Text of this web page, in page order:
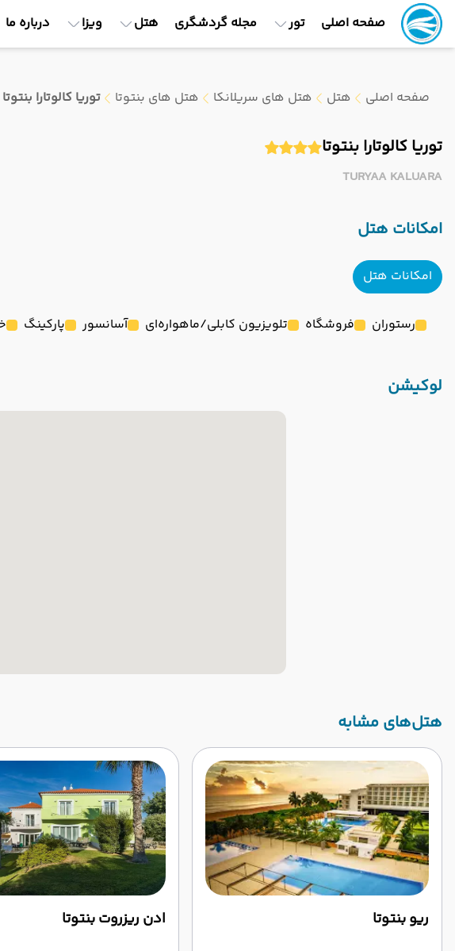
صفحه اصلی تور مجله گردشگری هتل ویزا درباره ما
صفحه اصلی هتل هتل های سریلانکا هتل های بنتوتا توریا کالوتارا بنتوتا
توریا کالوتارا بنتوتا
TURYAA KALUARA
امکانات هتل
امکانات هتل
رستوران فروشگاه تلویزیون کابلی/ماهواره‌ای آسانسور پارکینگ
لوکیشن
‌هتل‌های مشابه
ریو بنتوتا
ادن ریزروت بنتوتا